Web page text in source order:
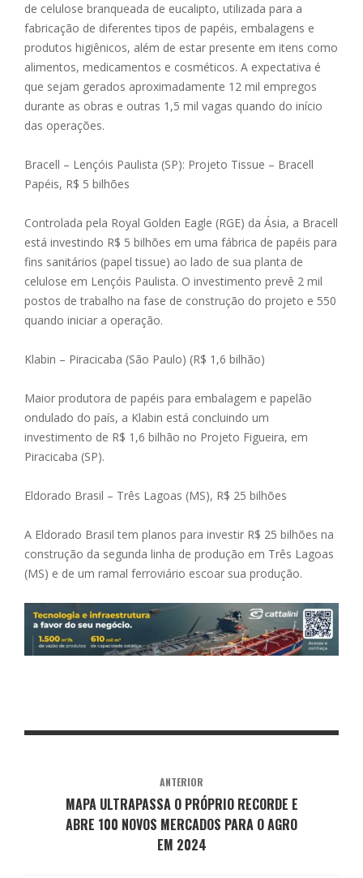
de celulose branqueada de eucalipto, utilizada para a
fabricação de diferentes tipos de papéis, embalagens e
produtos higiênicos, além de estar presente em itens como
alimentos, medicamentos e cosméticos. A expectativa é
que sejam gerados aproximadamente 12 mil empregos
durante as obras e outras 1,5 mil vagas quando do início
das operações.
Bracell – Lençóis Paulista (SP): Projeto Tissue – Bracell
Papéis, R$ 5 bilhões
Controlada pela Royal Golden Eagle (RGE) da Ásia, a Bracell
está investindo R$ 5 bilhões em uma fábrica de papéis para
fins sanitários (papel tissue) ao lado de sua planta de
celulose em Lençóis Paulista. O investimento prevê 2 mil
postos de trabalho na fase de construção do projeto e 550
quando iniciar a operação.
Klabin – Piracicaba (São Paulo) (R$ 1,6 bilhão)
Maior produtora de papéis para embalagem e papelão
ondulado do país, a Klabin está concluindo um
investimento de R$ 1,6 bilhão no Projeto Figueira, em
Piracicaba (SP).
Eldorado Brasil – Três Lagoas (MS), R$ 25 bilhões
A Eldorado Brasil tem planos para investir R$ 25 bilhões na
construção da segunda linha de produção em Três Lagoas
(MS) e de um ramal ferroviário escoar sua produção.
ANTERIOR
MAPA ULTRAPASSA O PRÓPRIO RECORDE E
ABRE 100 NOVOS MERCADOS PARA O AGRO
EM 2024